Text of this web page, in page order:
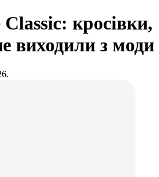
кросівки,
виходили з моди